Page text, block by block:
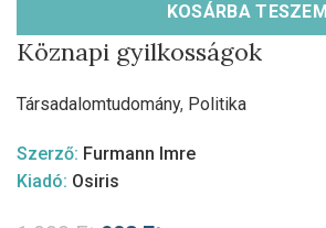
KOSÁRBA TESZEM
Köznapi gyilkosságok
Társadalomtudomány, Politika
Szerző: Furmann Imre
Kiadó: Osiris